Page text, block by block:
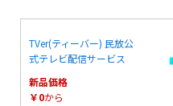
TVer(ティーバー) 民放公
式テレビ配信サービス
新品価格
￥0から